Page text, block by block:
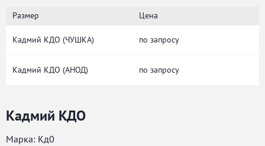
Размер Цена
Кадмий КДО (ЧУШКА) по запросу
Кадмий КДО (АНОД) по запросу
Кадмий КДО
Марка: Кд0